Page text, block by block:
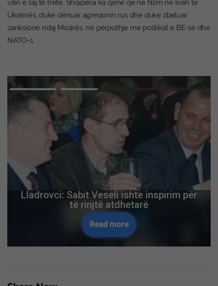
vitin e saj të tretë. Shqipëria ka qenë që në fillim në krah të
Ukrainës, duke dënuar agresionin rus dhe duke zbatuar
sanksione ndaj Moskës, në përputhje me politikat e BE-së dhe
NATO-s.
Lladrovci: Sabit Veseli ishte inspirim për
të rinjtë atdhetarë
Read more